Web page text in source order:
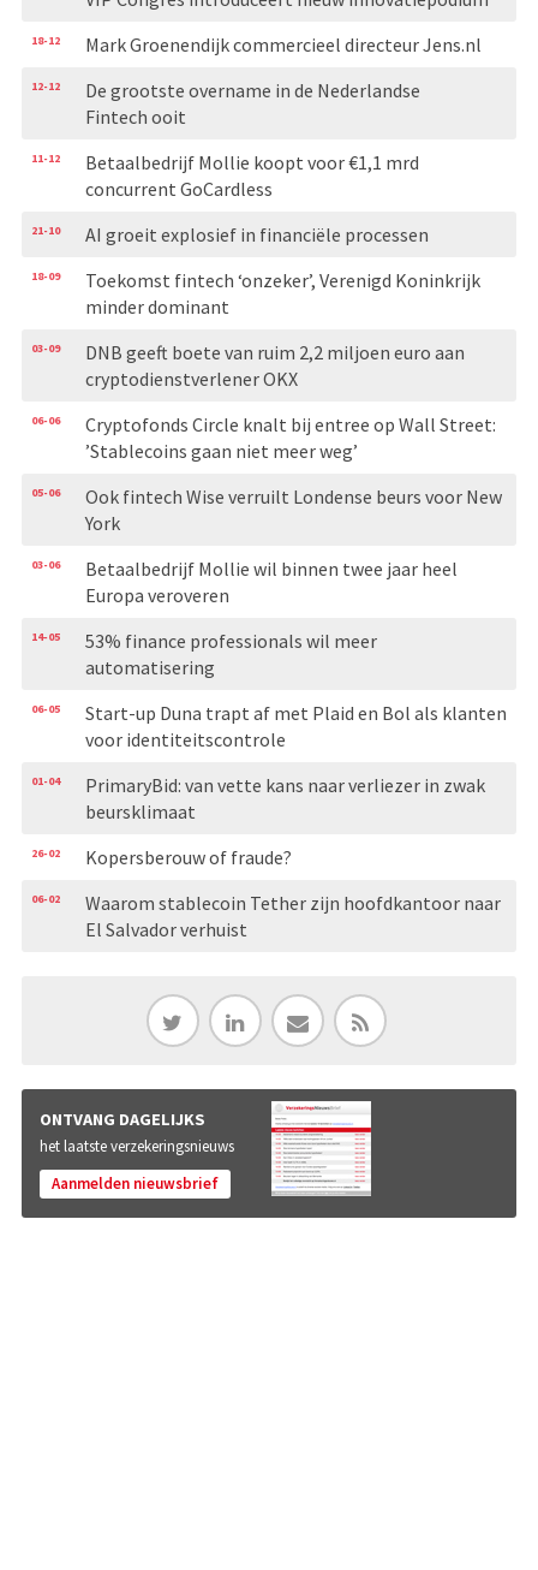
18-12 Mark Groenendijk commercieel directeur Jens.nl
12-12
De grootste overname in de Nederlandse
Fintech ooit
11-12
Betaalbedrijf Mollie koopt voor €1,1 mrd
concurrent GoCardless
21-10 AI groeit explosief in financiële processen
18-09
Toekomst fintech ‘onzeker’, Verenigd Koninkrijk
minder dominant
03-09
DNB geeft boete van ruim 2,2 miljoen euro aan
cryptodienstverlener OKX
06-06
Cryptofonds Circle knalt bij entree op Wall Street:
’Stablecoins gaan niet meer weg’
05-06
Ook fintech Wise verruilt Londense beurs voor New
York
03-06
Betaalbedrijf Mollie wil binnen twee jaar heel
Europa veroveren
14-05
53% finance professionals wil meer
automatisering
06-05
Start-up Duna trapt af met Plaid en Bol als klanten
voor identiteitscontrole
01-04
PrimaryBid: van vette kans naar verliezer in zwak
beursklimaat
26-02 Kopersberouw of fraude?
06-02
Waarom stablecoin Tether zijn hoofdkantoor naar
El Salvador verhuist
ONTVANG DAGELIJKS
het laatste verzekeringsnieuws
Aanmelden nieuwsbrief